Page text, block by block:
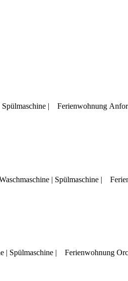
Spülmaschine | Ferienwohnung
| Spülmaschine |
| Spülmaschine | Ferienwohnung